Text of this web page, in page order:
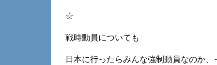
☆
戦時動員についても
日本に行ったらみんな強制動員なのか、